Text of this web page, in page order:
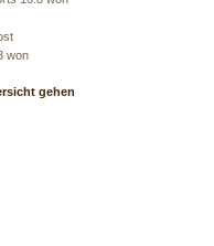
won
gehen